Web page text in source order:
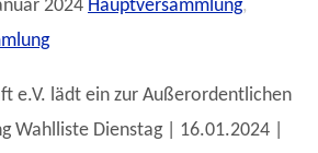
2024 Hauptversammlung,
e.V. lädt ein zur Außerordentlichen
Wahlliste Dienstag | 16.01.2024 |